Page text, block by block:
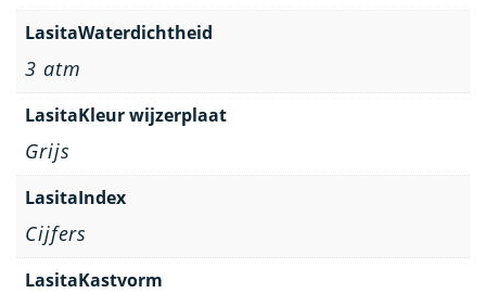
LasitaWaterdichtheid
3 atm
LasitaKleur wijzerplaat
Grijs
LasitaIndex
Cijfers
LasitaKastvorm